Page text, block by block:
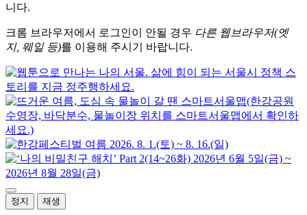
니다.
크롬 브라우저에서 로그인이 안될 경우 다른 웹브라우저(엣
지, 웨일 등)를 이용해 주시기 바랍니다.
정지 재생